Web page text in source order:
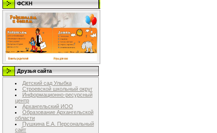
ФСКН
Друзья сайта
Детский сад Улыбка
Строевской школьный округ
Информационно-ресурсный
центр
Архангельский ИОО
Образование Архангельской
области
Пушкина Е.А. Персональный
сайт